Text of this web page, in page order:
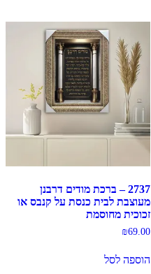
2737 – ברכת מודים דרבנן
מעוצבת לבית כנסת על קנבס או
זכוכית מחוסמת
₪69.00
הוספה לסל